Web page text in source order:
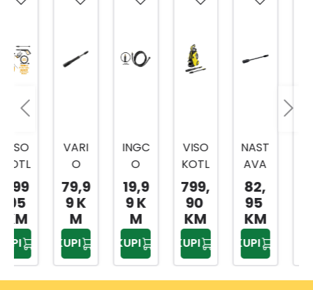
VARI
POW
MLAZ
NICA
ZA
K4/K
5
79,9
KUPI
INGC
CRIJ
EVO
PERA
AHP
H502
19,9
KUPI
VISO
AČNI
PERA
POW
ER
799,
KUPI
NAST
AVA
K ZA
MLAZ
NICU
120
82,
KM
KUPI
VOD
OBR
PAPI
AKHS
10001
6
P100
0,4
KUPI